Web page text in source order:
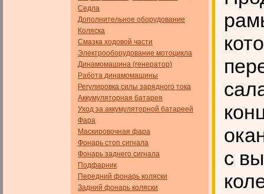
Седла
Дополнительное оборудование
Коляска
Смазка ходовой части
Электрооборудование мотоцикла
Динамомашина (генератор)
Работа динамомашины
Регулировка силы зарядного тока
Аккумуляторная батарея
Уход за аккумуляторной батареей
Фара
Маскировочная фара
Фонарь стоп сигнала
Фонарь заднего сигнала
Подфарник
Передний фонарь коляски
Задний фонарь коляски
с